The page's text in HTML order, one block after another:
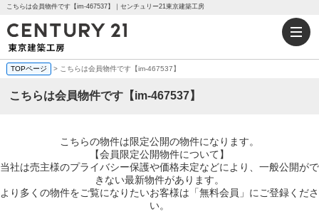
こちらは会員物件です【im-467537】｜センチュリー21東京建築工房
TOPページ > こちらは会員物件です【im-467537】
こちらは会員物件です【im-467537】
こちらの物件は限定公開の物件になります。
【会員限定公開物件について】
当社は売主様のプライバシー保護や価格未定などにより、一般公開がで
きない最新物件があります。
より多くの物件をご覧になりたいお客様は「無料会員」にご登録くださ
い。